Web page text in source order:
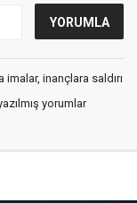
inançlara saldırı
yorumlar